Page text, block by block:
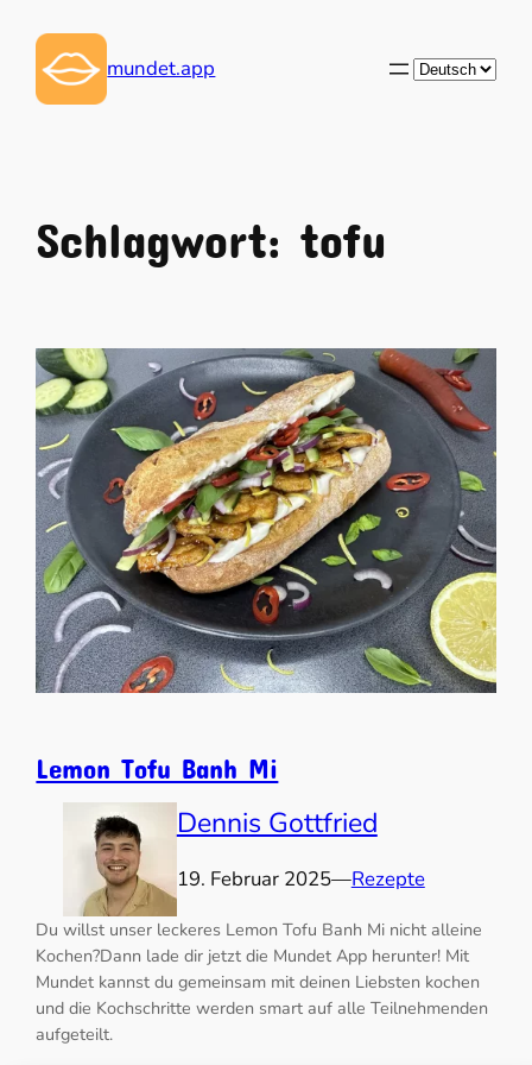
Inhalt
springen
mundet.app
Sprache
Schlagwort: tofu
Lemon Tofu Banh Mi
Dennis Gottfried
19. Februar 2025—Rezepte
Du willst unser leckeres Lemon Tofu Banh Mi nicht alleine
Kochen?Dann lade dir jetzt die Mundet App herunter! Mit
Mundet kannst du gemeinsam mit deinen Liebsten kochen
und die Kochschritte werden smart auf alle Teilnehmenden
aufgeteilt.